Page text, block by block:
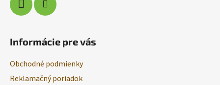
Informácie pre vás
Obchodné podmienky
Reklamačný poriadok